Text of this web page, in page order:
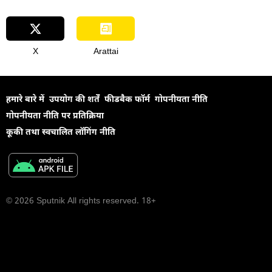
X Arattai
हमारे बारे में उपयोग की शर्तें फीडबैक फॉर्म गोपनीयता नीति
गोपनीयता नीति पर प्रतिक्रिया
कूकी तथा स्वचालित लॉगिंग नीति
© 2026 Sputnik All rights reserved. 18+